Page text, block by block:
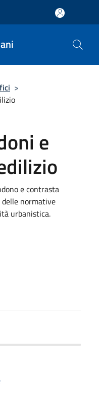
>
e
e contrasta
normative
urbanistica.